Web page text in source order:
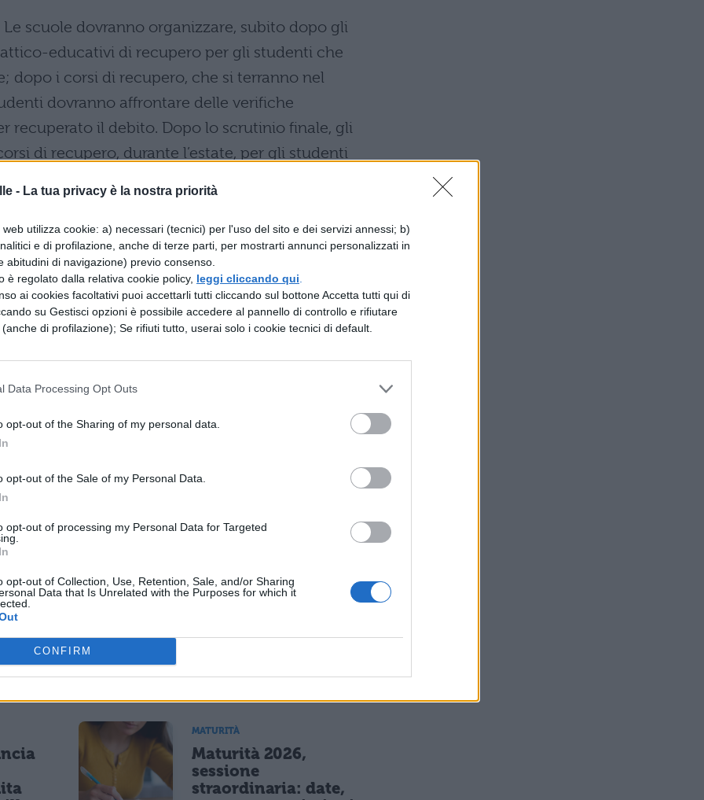
- La tua privacy è la nostra priorità
utilizza cookie: a) necessari (tecnici) per l'uso del sito e dei servizi annessi; b)
e di profilazione, anche di terze parti, per mostrarti annunci personalizzati in
abitudini di navigazione) previo consenso.
è regolato dalla relativa cookie policy, leggi cliccando qui
ai cookies facoltativi puoi accettarli tutti cliccando sul bottone Accetta tutti qui di
su Gestisci opzioni è possibile accedere al pannello di controllo e rifiutare
di profilazione); Se rifiuti tutto, userai solo i cookie tecnici di default.
Data Processing Opt Outs
opt-out of the Sharing of my personal data.
opt-out of the Sale of my Personal Data.
opt-out of processing my Personal Data for Targeted
opt-out of Collection, Use, Retention, Sale, and/or Sharing
Data that Is Unrelated with the Purposes for which it
CONFIRM
Le scuole dovranno organizzare, subito dopo gli
educativi di recupero per gli studenti che
dopo i corsi di recupero, che si terranno nel
dovranno affrontare delle verifiche
recuperato il debito. Dopo lo scrutinio finale, gli
di recupero, durante l’estate, per gli studenti
in una o più discipline.
firmato da Fioroni, entro il 31 agosto di ogni
di recupero e subito dopo, ma non oltre
su effettueranno le verifiche finali sulla
dell’alunno con un giudizio definitivo:
ovunque si saldano, nella società come nella
scuola non accade», ha detto Fioroni: «In
saldo dei debiti la scuola rischia di
nella vicenda dei mutui subprime, con
all’insolvenza e con le compagnie che le
punta
Il decreto sull'AI per
mobilità dei
MATURITÀ
Maturità 2026,
sessione
straordinaria: date,